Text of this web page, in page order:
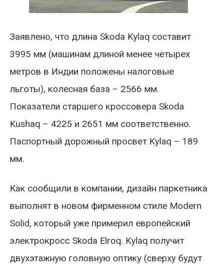
Заявлено, что длина Skoda Kylaq составит
3995 мм (машинам длиной менее четырех
метров в Индии положены налоговые
льготы), колесная база – 2566 мм.
Показатели старшего кроссовера Skoda
Kushaq – 4225 и 2651 мм соответственно.
Паспортный дорожный просвет Kylaq – 189
мм.
Как сообщили в компании, дизайн паркетника
выполнят в новом фирменном стиле Modern
Solid, который уже примерил европейский
электрокросс Skoda Elroq. Kylaq получит
двухэтажную головную оптику (сверху будут